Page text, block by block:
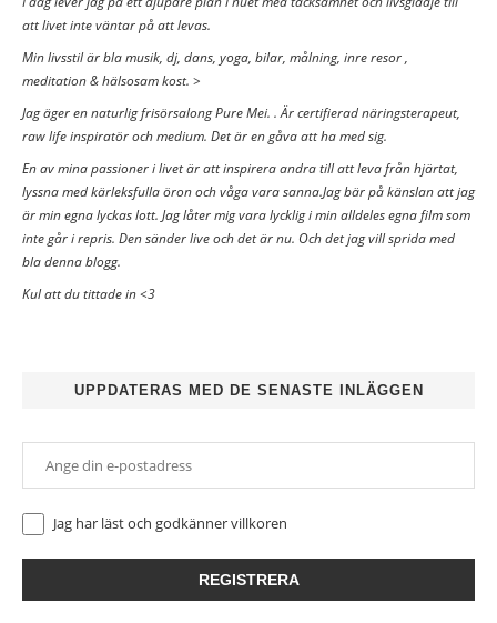
att livet inte väntar på att levas.
Min livsstil är bla musik, dj, dans, yoga, bilar, målning, inre resor ,
meditation & hälsosam kost. >
Jag äger en naturlig frisörsalong Pure Mei. . Är certifierad näringsterapeut,
raw life inspiratör och medium. Det är en gåva att ha med sig.
En av mina passioner i livet är att inspirera andra till att leva från hjärtat,
lyssna med kärleksfulla öron och våga vara sanna.Jag bär på känslan att jag
är min egna lyckas lott. Jag låter mig vara lycklig i min alldeles egna film som
inte går i repris. Den sänder live och det är nu. Och det jag vill sprida med
bla denna blogg.
Kul att du tittade in <3
UPPDATERAS MED DE SENASTE INLÄGGEN
Jag har läst och godkännervillkoren